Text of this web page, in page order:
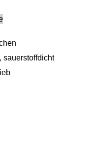
sauerstoffdicht